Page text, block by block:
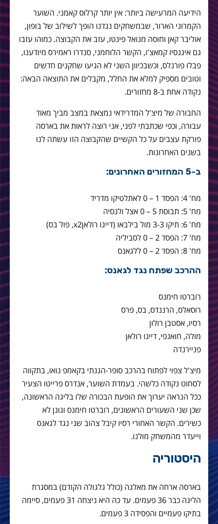
הידיעה המרעישה ביותר: אין יותר קרלוס קאמני. השוער
הקמרוני הארור, שבמשחקים נגדנו הופך לשילוב של בופון,
אוליבר קאן וחוסה מנואל פינטו, עזב את הקבוצה. כמוהו עזבו
גם איגנסיו קמאצ'ו, הקשר הלוחמני, סנדרו ראמירס מיודענו,
פבלו פורנלס, וכשבכיוון השני לא הגיעו שחקנים חדשים
וטובים מספיק למלא את החלל, מקבלים את התוצאה הבאה:
נקודה אחת ב-8 מחזורים.
החבורה של מיצ'ל המדרידאי נמצאת במצב מביך מאוד
עבורה, וכפי שכתבתי לפני, אני רוצה לראות את בארסה
פורקת עצבים על כל הקשיים שהקבוצה הזו עשתה לנו
בשנים האחרונות.
ב-5 המחזורים האחרונים:
מח' 4: הפסד 1 – 0 לאתלטיקו מדריד
מח' 5: תבוסת 5 – 0 אצל ולנסיה
מח' 6: תיקו 3-3 מול בילבאו (דייגו רולאןx2, פול בס)
מח' 7: הפסד 2 – 0 לסביליה
מח' 8: הפסד 2 – 0 ללגאנס
ההרכב שפתח נגד לגאנס:
רוברטו חימנס
רוסאלס, הרננדס, בס, פרס
רסיו, אסטבן רולון
מולה, חואנפי, דייגו רולאן
פניירנדה
מיצ'ל צפוי לפתוח בהרכב סופר-הגנתי בקאמפ נואו, בתקווה
לסחוט נקודה כלשהי. בעמדת השוער, אנדרס פרייטו הצעיר
ככל הנראה יערוך את הופעת הבכורה שלו בליגה הראשונה,
שכן שני השעורים הראשונים, רוברטו חימנס וגונן לא
כשירים. הקשר האחורי רסיו קיבל צהוב שני נגד לגאנס
וייעדר מהמשחק מולנו.
היסטוריה
בארסה ארחה את מאלגה (כולל גלגולה הקודם) במסגרת
הליגה כבר 36 פעמים. עד כה היא ניצחה 31 פעמים, סיימה
בתיקו פעמיים והפסידה 3 פעמים.